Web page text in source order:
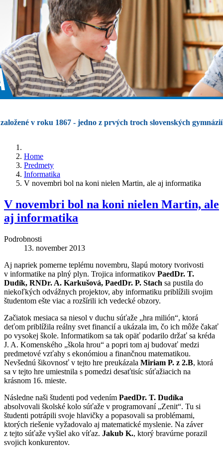
založené v roku 1867 - jedno z prvých troch slovenských gymnázií
Home
Predmety
Informatika
V novembri bol na koni nielen Martin, ale aj informatika
V novembri bol na koni nielen Martin, ale
aj informatika
Podrobnosti
13. november 2013
Aj napriek pomerne teplému novembru, šlapú motory tvorivosti
v informatike na plný plyn. Trojica informatikov PaedDr. T.
Dudík, RNDr. A. Karkušová, PaedDr. P. Stach sa pustila do
niekoľkých odvážnych projektov, aby informatiku priblížili svojim
študentom ešte viac a rozšírili ich vedecké obzory.
Začiatok mesiaca sa niesol v duchu súťaže „hra milión“, ktorá
deťom priblížila reálny svet financií a ukázala im, čo ich môže čakať
po vysokej škole. Informatikom sa tak opäť podarilo držať sa kréda
J. A. Komenského „škola hrou“ a popri tom aj budovať medzi
predmetové vzťahy s ekonómiou a finančnou matematikou.
Nevšednú šikovnosť v tejto hre preukázala Miriam P. z 2.B, ktorá
sa v tejto hre umiestnila s pomedzi desaťtisíc súťažiacich na
krásnom 16. mieste.
Následne naši študenti pod vedením PaedDr. T. Dudíka
absolvovali školské kolo súťaže v programovaní „Zenit“. Tu si
študenti potrápili svoje hlavičky a popasovali sa problémami,
ktorých riešenie vyžadovalo aj matematické myslenie. Na záver
z tejto súťaže vyšiel ako víťaz. Jakub K., ktorý bravúrne porazil
svojich konkurentov.